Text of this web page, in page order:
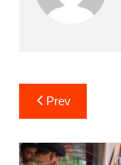
o
Post
navigation
Prev